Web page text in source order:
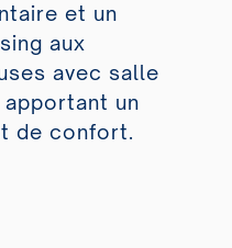
et un
aux
avec salle
un
de confort.